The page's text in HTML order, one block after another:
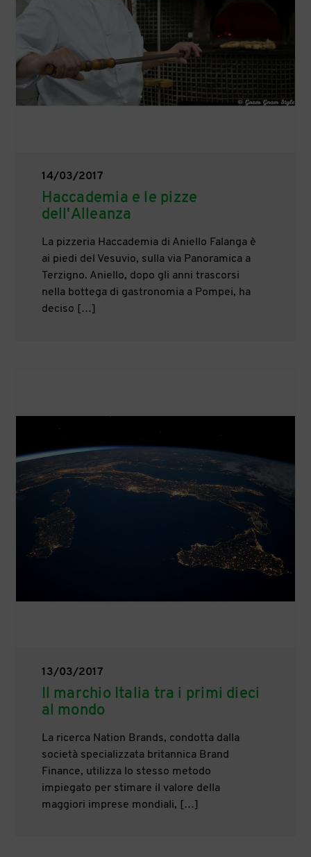
14/03/2017
Haccademia e le pizze
dell'Alleanza
La pizzeria Haccademia di Aniello Falanga è
ai piedi del Vesuvio, sulla via Panoramica a
Terzigno. Aniello, dopo gli anni trascorsi
nella bottega di gastronomia a Pompei, ha
deciso […]
13/03/2017
Il marchio Italia tra i primi dieci
al mondo
La ricerca Nation Brands, condotta dalla
società specializzata britannica Brand
Finance, utilizza lo stesso metodo
impiegato per stimare il valore della
maggiori imprese mondiali, […]